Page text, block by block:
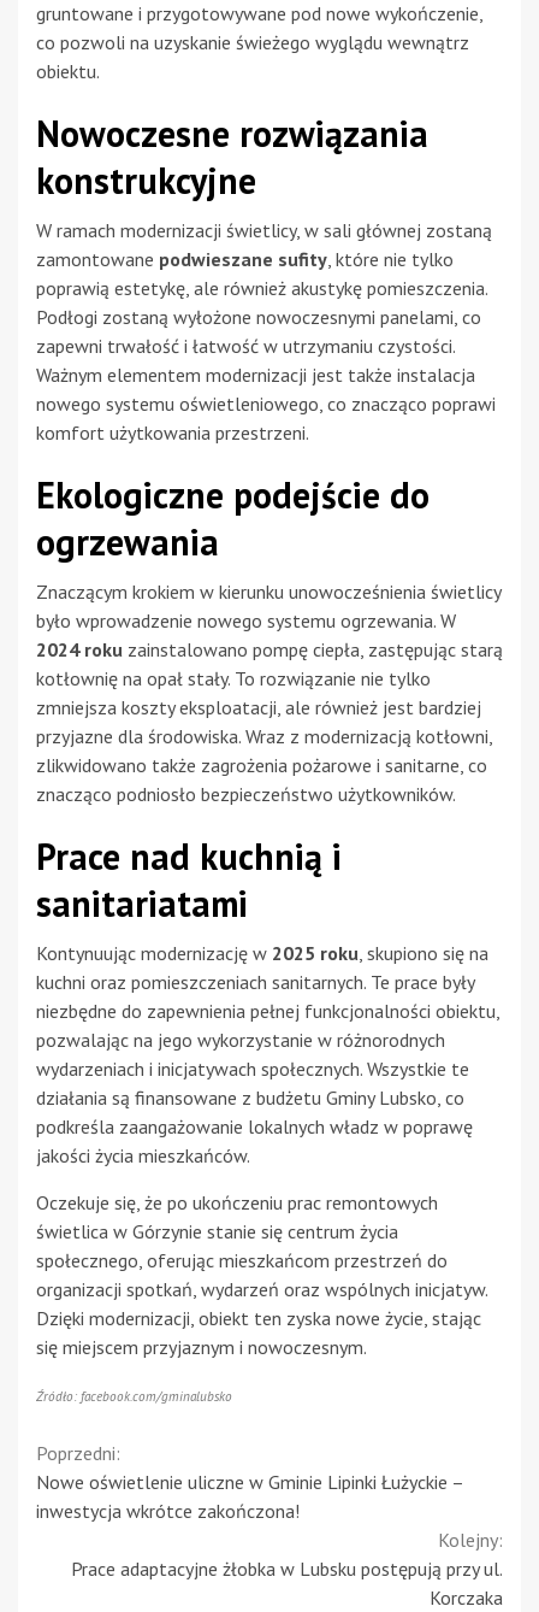
gruntowane i przygotowywane pod nowe wykończenie,
co pozwoli na uzyskanie świeżego wyglądu wewnątrz
obiektu.
Nowoczesne rozwiązania
konstrukcyjne
W ramach modernizacji świetlicy, w sali głównej zostaną
zamontowane podwieszane sufity, które nie tylko
poprawią estetykę, ale również akustykę pomieszczenia.
Podłogi zostaną wyłożone nowoczesnymi panelami, co
zapewni trwałość i łatwość w utrzymaniu czystości.
Ważnym elementem modernizacji jest także instalacja
nowego systemu oświetleniowego, co znacząco poprawi
komfort użytkowania przestrzeni.
Ekologiczne podejście do
ogrzewania
Znaczącym krokiem w kierunku unowocześnienia świetlicy
było wprowadzenie nowego systemu ogrzewania. W
2024 roku zainstalowano pompę ciepła, zastępując starą
kotłownię na opał stały. To rozwiązanie nie tylko
zmniejsza koszty eksploatacji, ale również jest bardziej
przyjazne dla środowiska. Wraz z modernizacją kotłowni,
zlikwidowano także zagrożenia pożarowe i sanitarne, co
znacząco podniosło bezpieczeństwo użytkowników.
Prace nad kuchnią i
sanitariatami
Kontynuując modernizację w 2025 roku, skupiono się na
kuchni oraz pomieszczeniach sanitarnych. Te prace były
niezbędne do zapewnienia pełnej funkcjonalności obiektu,
pozwalając na jego wykorzystanie w różnorodnych
wydarzeniach i inicjatywach społecznych. Wszystkie te
działania są finansowane z budżetu Gminy Lubsko, co
podkreśla zaangażowanie lokalnych władz w poprawę
jakości życia mieszkańców.
Oczekuje się, że po ukończeniu prac remontowych
świetlica w Górzynie stanie się centrum życia
społecznego, oferując mieszkańcom przestrzeń do
organizacji spotkań, wydarzeń oraz wspólnych inicjatyw.
Dzięki modernizacji, obiekt ten zyska nowe życie, stając
się miejscem przyjaznym i nowoczesnym.
Źródło: facebook.com/gminalubsko
Continue
Reading
Poprzedni:
Nowe oświetlenie uliczne w Gminie Lipinki Łużyckie –
inwestycja wkrótce zakończona!
Kolejny:
Prace adaptacyjne żłobka w Lubsku postępują przy ul.
Korczaka